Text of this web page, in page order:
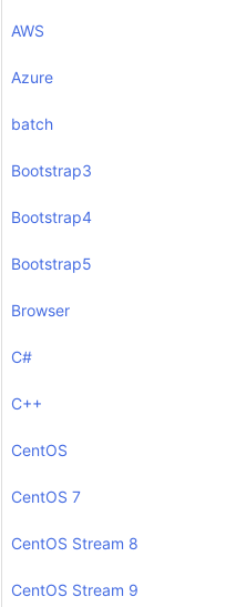
AWS
Azure
batch
Bootstrap3
Bootstrap4
Bootstrap5
Browser
C#
C++
CentOS
CentOS 7
CentOS Stream 8
CentOS Stream 9